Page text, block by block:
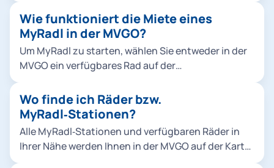
Abstellflächen möglich. Diese werden Ihnen in der
MVGO als Parkfläche angezeigt. Ausleihe,
Rückgabe und Abrechnung erfolgen vollständig
digital über die MVGO.
Wie funktioniert die Miete eines
MyRadl in der MVGO?
Um MyRadl zu starten, wählen Sie entweder in der
MVGO ein verfügbares Rad auf der
QR-Code am Fahrrad. Nach der Bestätigung öffnet
sich das Schloss automatisch und die Miete
beginnt. Um die Miete zu beenden, bringen Sie
MyRadl zu einer offiziellen MyRadl-Station und
stellen es dort ordnungsgemäß ab. Schieben Sie
Wo finde ich Räder bzw.
MyRadl‑Stationen?
Alle MyRadl‑Stationen und verfügbaren Räder in
Ihrer Nähe werden Ihnen in der MVGO auf der Karte